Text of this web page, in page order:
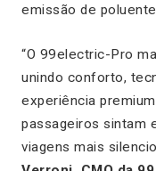
emissão de
“O 99electric-Pro
unindo conforto,
experiência
passageiros sintam
viagens mais